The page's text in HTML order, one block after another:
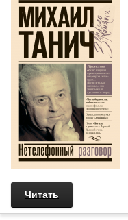
Читать